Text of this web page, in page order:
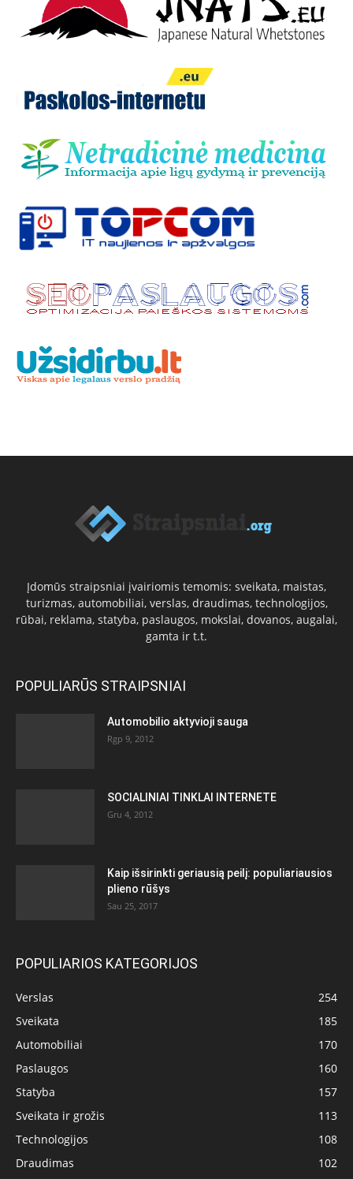
Įdomūs straipsniai įvairiomis temomis: sveikata, maistas,
turizmas, automobiliai, verslas, draudimas, technologijos,
rūbai, reklama, statyba, paslaugos, mokslai, dovanos, augalai,
gamta ir t.t.
POPULIARŪS STRAIPSNIAI
Automobilio aktyvioji sauga
Rgp 9, 2012
SOCIALINIAI TINKLAI INTERNETE
Gru 4, 2012
Kaip išsirinkti geriausią peilį: populiariausios
plieno rūšys
Sau 25, 2017
POPULIARIOS KATEGORIJOS
Verslas
254
Sveikata
185
Automobiliai
170
Paslaugos
160
Statyba
157
Sveikata ir grožis
113
Technologijos
108
Draudimas
102